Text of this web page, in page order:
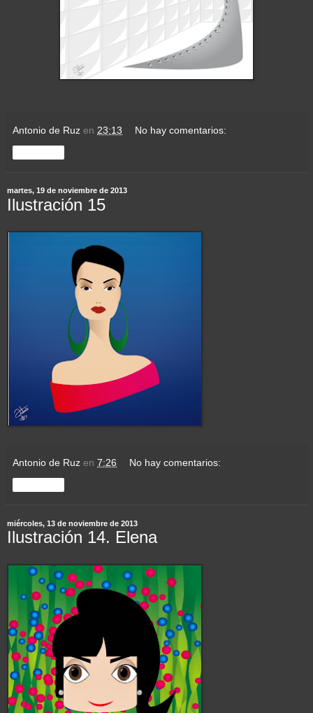
Antonio de Ruz en 23:13 No hay comentarios:
martes, 19 de noviembre de 2013
Ilustración 15
Antonio de Ruz en 7:26 No hay comentarios:
miércoles, 13 de noviembre de 2013
Ilustración 14. Elena